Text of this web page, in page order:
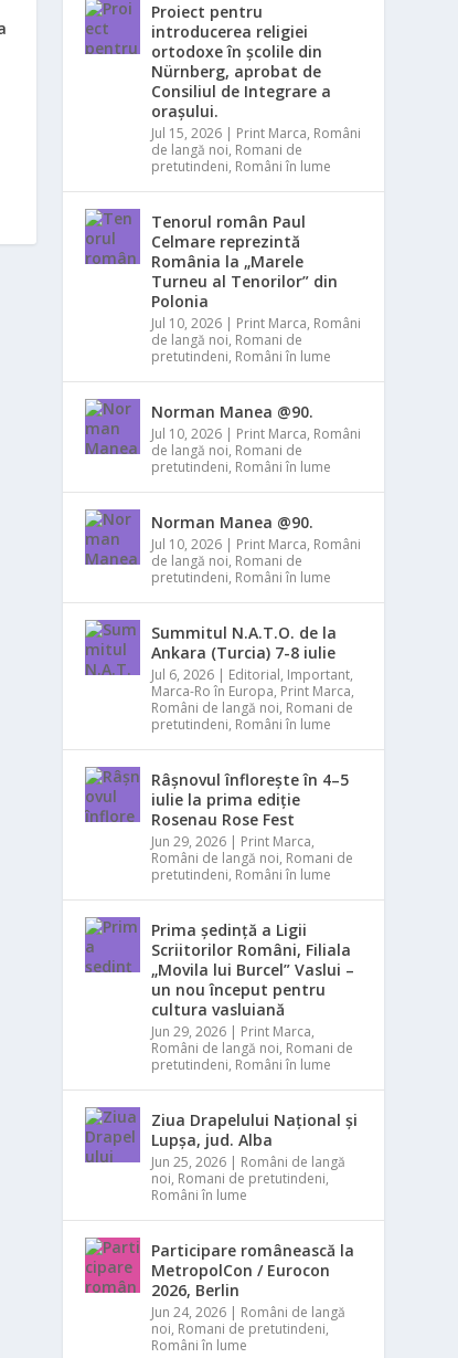
Proiect pentru
introducerea religiei
ortodoxe în școlile din
Nürnberg, aprobat de
Consiliul de Integrare a
orașului.
Jul 15, 2026 | Print Marca, Români
de langă noi, Romani de
pretutindeni, Români în lume
Tenorul român Paul
Celmare reprezintă
România la „Marele
Turneu al Tenorilor” din
Polonia
Jul 10, 2026 | Print Marca, Români
de langă noi, Romani de
pretutindeni, Români în lume
Norman Manea @90.
Jul 10, 2026 | Print Marca, Români
de langă noi, Romani de
pretutindeni, Români în lume
Norman Manea @90.
Jul 10, 2026 | Print Marca, Români
de langă noi, Romani de
pretutindeni, Români în lume
Summitul N.A.T.O. de la
Ankara (Turcia) 7-8 iulie
Jul 6, 2026 | Editorial, Important,
Marca-Ro în Europa, Print Marca,
Români de langă noi, Romani de
pretutindeni, Români în lume
Râșnovul înflorește în 4–5
iulie la prima ediție
Rosenau Rose Fest
Jun 29, 2026 | Print Marca,
Români de langă noi, Romani de
pretutindeni, Români în lume
Prima ședință a Ligii
Scriitorilor Români, Filiala
„Movila lui Burcel” Vaslui –
un nou început pentru
cultura vasluiană
Jun 29, 2026 | Print Marca,
Români de langă noi, Romani de
pretutindeni, Români în lume
Ziua Drapelului Național și
Lupșa, jud. Alba
Jun 25, 2026 | Români de langă
noi, Romani de pretutindeni,
Români în lume
Participare românească la
MetropolCon / Eurocon
2026, Berlin
Jun 24, 2026 | Români de langă
noi, Romani de pretutindeni,
Români în lume